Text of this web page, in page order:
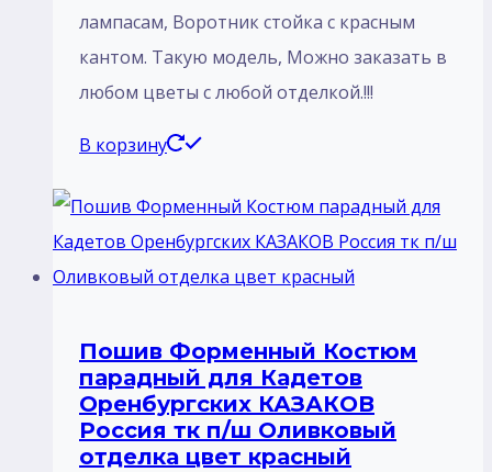
лампасам, Воротник стойка с красным
кантом. Такую модель, Mожно заказать в
любом цветы с любой отделкой.!!!
В корзину
Пошив Форменный Костюм
парадный для Кадетов
Оренбургских КАЗАКОВ
Россия тк п/ш Оливковый
отделка цвет красный